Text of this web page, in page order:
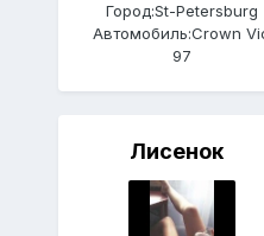
Город:St-Petersburg
Автомобиль:Crown
97
Лисенок